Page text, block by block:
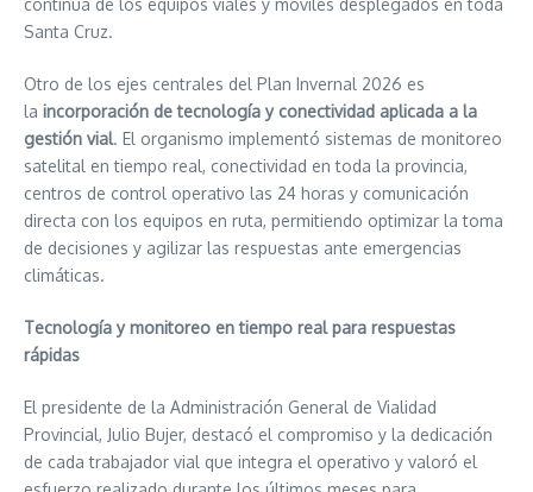
Santa Cruz.
Otro de los ejes centrales del Plan Invernal 2026 es
la incorporación de tecnología y conectividad aplicada a la
gestión vial. El organismo implementó sistemas de monitoreo
satelital en tiempo real, conectividad en toda la provincia,
centros de control operativo las 24 horas y comunicación
directa con los equipos en ruta, permitiendo optimizar la toma
de decisiones y agilizar las respuestas ante emergencias
climáticas.
Tecnología y monitoreo en tiempo real para respuestas
rápidas
El presidente de la Administración General de Vialidad
Provincial, Julio Bujer, destacó el compromiso y la dedicación
de cada trabajador vial que integra el operativo y valoró el